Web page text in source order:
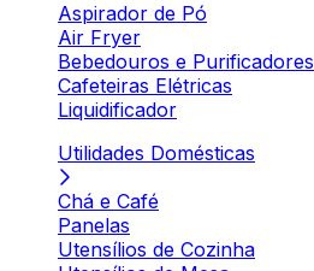
Aspirador de Pó
Air Fryer
Bebedouros e Purificadores
Cafeteiras Elétricas
Liquidificador
Utilidades Domésticas
Chá e Café
Panelas
Utensílios de Cozinha